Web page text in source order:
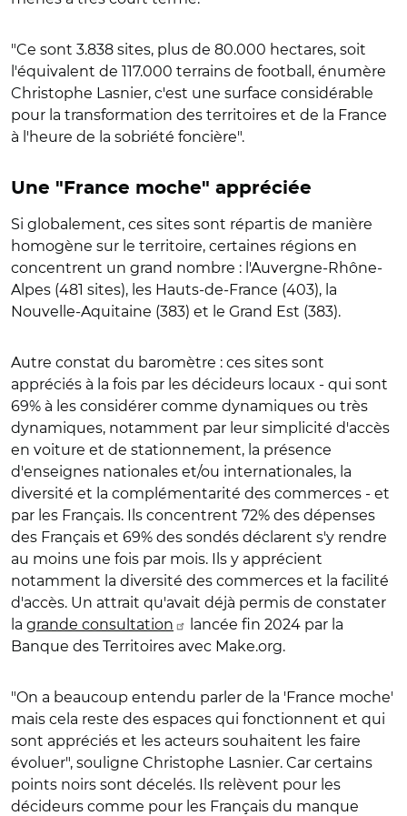
"Ce sont 3.838 sites, plus de 80.000 hectares, soit
l'équivalent de 117.000 terrains de football, énumère
Christophe Lasnier, c'est une surface considérable
pour la transformation des territoires et de la France
à l'heure de la sobriété foncière".
Une "France moche" appréciée
Si globalement, ces sites sont répartis de manière
homogène sur le territoire, certaines régions en
concentrent un grand nombre : l'Auvergne-Rhône-
Alpes (481 sites), les Hauts-de-France (403), la
Nouvelle-Aquitaine (383) et le Grand Est (383).
Autre constat du baromètre : ces sites sont
appréciés à la fois par les décideurs locaux - qui sont
69% à les considérer comme dynamiques ou très
dynamiques, notamment par leur simplicité d'accès
en voiture et de stationnement, la présence
d'enseignes nationales et/ou internationales, la
diversité et la complémentarité des commerces - et
par les Français. Ils concentrent 72% des dépenses
des Français et 69% des sondés déclarent s'y rendre
au moins une fois par mois. Ils y apprécient
notamment la diversité des commerces et la facilité
d'accès. Un attrait qu'avait déjà permis de constater
la grande consultation
lancée fin 2024 par la
Banque des Territoires avec Make.org.
"On a beaucoup entendu parler de la 'France moche'
mais cela reste des espaces qui fonctionnent et qui
sont appréciés et les acteurs souhaitent les faire
évoluer", souligne Christophe Lasnier. Car certains
points noirs sont décelés. Ils relèvent pour les
décideurs comme pour les Français du manque